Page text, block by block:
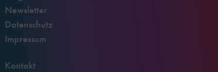
Newsletter
Datenschutz
Impressum
Kontakt